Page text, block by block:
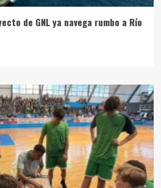
de GNL ya navega rumbo a Río